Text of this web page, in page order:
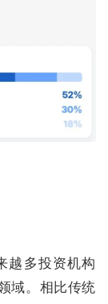
越多投资机构
域。相比传统